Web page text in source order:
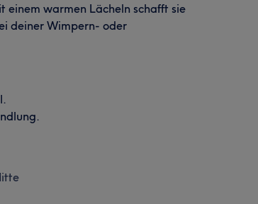
einem warmen Lächeln schafft sie
deiner Wimpern- oder